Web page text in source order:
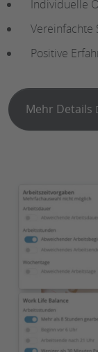
Individuelle
Vereinfachte
Positive
Mehr Details